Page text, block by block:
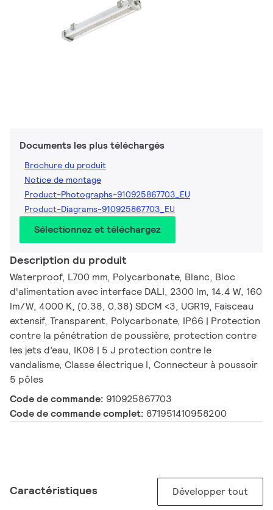
Documents les plus téléchargés
Brochure du produit
Notice de montage
Product-Photographs-910925867703_EU
Product-Diagrams-910925867703_EU
Sélectionnez et téléchargez
Description du produit
Waterproof, L700 mm, Polycarbonate, Blanc, Bloc
d'alimentation avec interface DALI, 2300 lm, 14.4 W, 160
lm/W, 4000 K, (0.38, 0.38) SDCM <3, UGR19, Faisceau
extensif, Transparent, Polycarbonate, IP66 | Protection
contre la pénétration de poussière, protection contre
les jets d’eau, IK08 | 5 J protection contre le
vandalisme, Classe électrique I, Connecteur à poussoir
5 pôles
Code de commande: 910925867703
Code de commande complet: 871951410958200
Caractéristiques Développer tout